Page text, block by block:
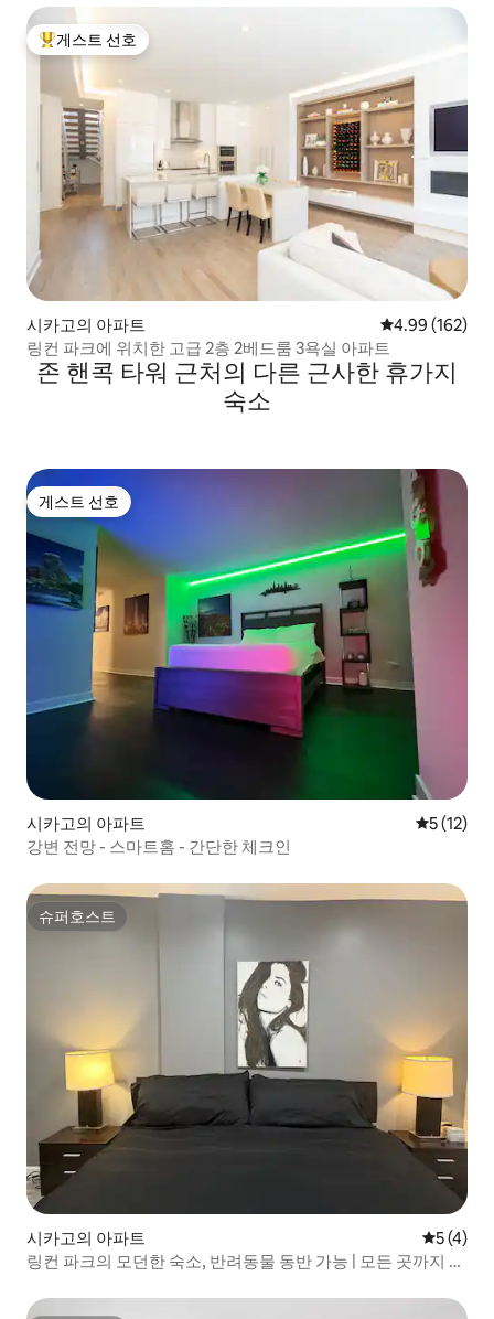
상위 게스트 선호
게스트 선호
시카고의 아파트 평점 4.99점(5
4.99 (162)
링컨 파크에 위치한 고급 2층 2베드룸 3욕실 아파트
존 핸콕 타워 근처의 다른 근사한 휴가지
숙소
게스트 선호
게스트 선호
시카고의 아파트 평점 5점
5 (12)
강변 전망 - 스마트홈 - 간단한 체크인
슈퍼호스트
슈퍼호스트
시카고의 아파트 평점 5점
5 (4)
링컨 파크의 모던한 숙소, 반려동물 동반 가능 | 모든 곳까지 도